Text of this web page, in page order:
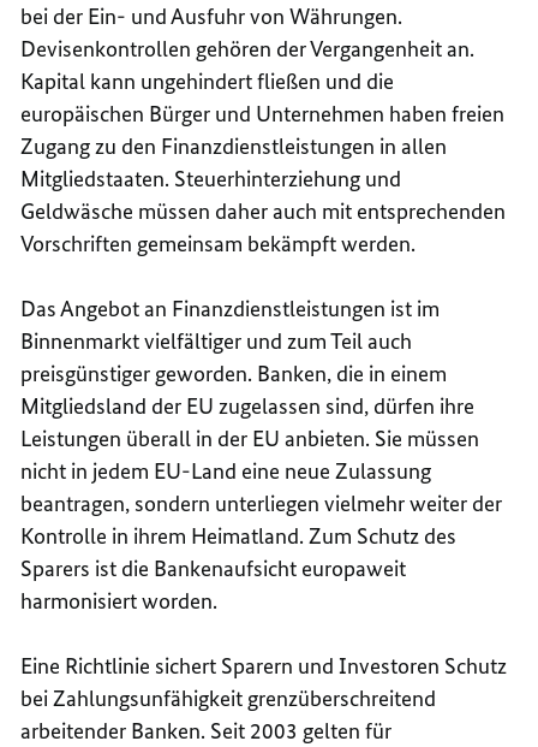
bei der Ein- und Ausfuhr von Währungen.
Devisenkontrollen gehören der Vergangenheit an.
Kapital kann ungehindert fließen und die
europäischen Bürger und Unternehmen haben freien
Zugang zu den Finanzdienstleistungen in allen
Mitgliedstaaten. Steuerhinterziehung und
Geldwäsche müssen daher auch mit entsprechenden
Vorschriften gemeinsam bekämpft werden.
Das Angebot an Finanzdienstleistungen ist im
Binnenmarkt vielfältiger und zum Teil auch
preisgünstiger geworden. Banken, die in einem
Mitgliedsland der EU zugelassen sind, dürfen ihre
Leistungen überall in der EU anbieten. Sie müssen
nicht in jedem EU-Land eine neue Zulassung
beantragen, sondern unterliegen vielmehr weiter der
Kontrolle in ihrem Heimatland. Zum Schutz des
Sparers ist die Bankenaufsicht europaweit
harmonisiert worden.
Eine Richtlinie sichert Sparern und Investoren Schutz
bei Zahlungsunfähigkeit grenzüberschreitend
arbeitender Banken. Seit 2003 gelten für